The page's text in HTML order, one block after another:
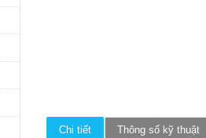
Chi tiết Thông số kỹ thuật